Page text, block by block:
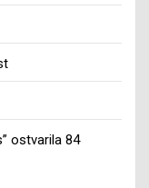
ostvarila 84